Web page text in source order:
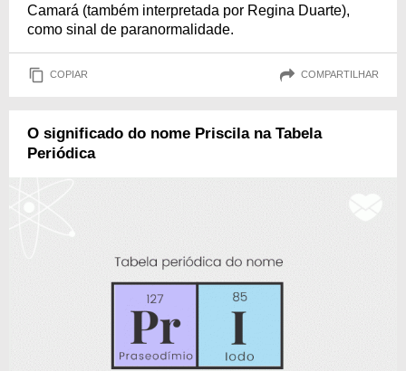
Camará (também interpretada por Regina Duarte),
como sinal de paranormalidade.
COPIAR COMPARTILHAR
O significado do nome Priscila na Tabela
Periódica